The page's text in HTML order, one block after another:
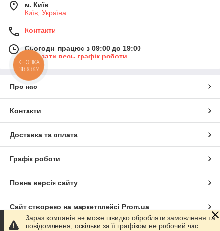
м. Київ
Київ, Україна
Контакти
Сьогодні працює з 09:00 до 19:00
Показати весь графік роботи
Про нас
Контакти
Доставка та оплата
Графік роботи
Повна версія сайту
Сайт створено на маркетплейсі Prom.ua
Зараз компанія не може швидко обробляти замовлення та
повідомлення, оскільки за її графіком не робочий час.
КНОПКА
ЗВ'ЯЗКУ